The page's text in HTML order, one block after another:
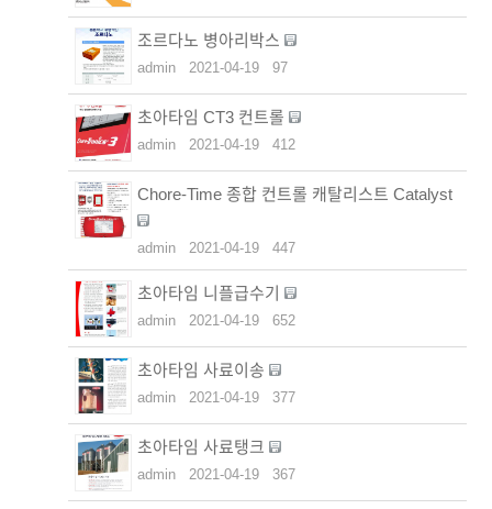
조르다노 병아리박스
admin 2021-04-19 97
초아타임 CT3 컨트롤
admin 2021-04-19 412
Chore-Time 종합 컨트롤 캐탈리스트 Catalyst
admin 2021-04-19 447
초아타임 니플급수기
admin 2021-04-19 652
초아타임 사료이송
admin 2021-04-19 377
초아타임 사료탱크
admin 2021-04-19 367